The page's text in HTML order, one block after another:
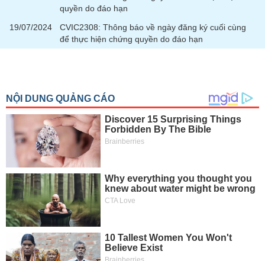
quyền do đáo hạn
19/07/2024
CVIC2308: Thông báo về ngày đăng ký cuối cùng
để thực hiện chứng quyền do đáo hạn
tư
Truyền
thông
tài
chính
Dữ
liệu